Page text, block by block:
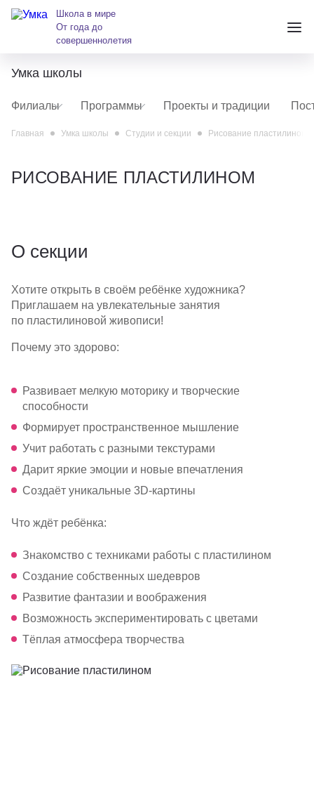
Школа в мире
От года до
совершеннолетия
О нас
Контакты
andreeva@krasumka.ru
Умка школы
Филиалы Программы Проекты и традиции
Главная Умка школы Студии и секции Рисование пластилином
РИСОВАНИЕ ПЛАСТИЛИНОМ
О секции
Хотите открыть в своём ребёнке художника?
Приглашаем на увлекательные занятия
по пластилиновой живописи!
Почему это здорово:
Развивает мелкую моторику и творческие
способности
Формирует пространственное мышление
Учит работать с разными текстурами
Дарит яркие эмоции и новые впечатления
Создаёт уникальные 3D-картины
Что ждёт ребёнка:
Знакомство с техниками работы с пластилином
Создание собственных шедевров
Развитие фантазии и воображения
Возможность экспериментировать с цветами
Тёплая атмосфера творчества